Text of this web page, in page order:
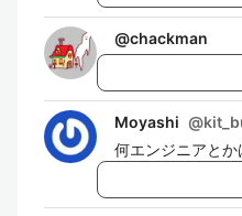
@chackman
Moyashi @
何エンジニアとか